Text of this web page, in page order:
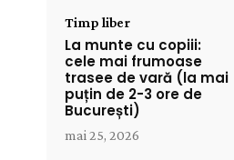
Timp liber
La munte cu copiii:
cele mai frumoase
trasee de vară (la mai
puțin de 2-3 ore de
București)
mai 25, 2026